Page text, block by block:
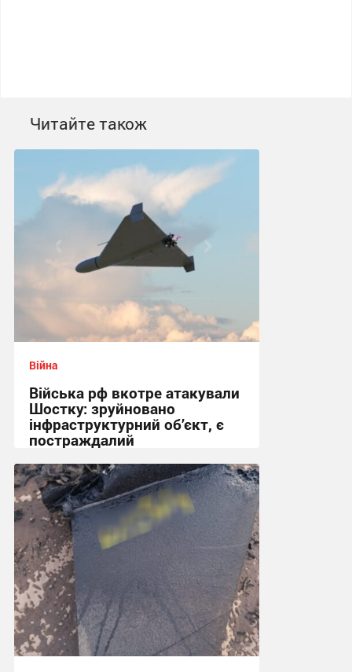
Читайте також
Війна
Війська рф вкотре атакували
Шостку: зруйновано
інфраструктурний об’єкт, є
постраждалий
18:50 вчора